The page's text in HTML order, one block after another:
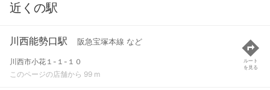
近くの駅
川西能勢口駅 阪急宝塚本線 など
川西市小花１-１-１０
このページの店舗から 99 m
ルート
を見る